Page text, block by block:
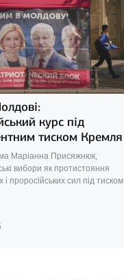
курс під
тиском Кремля
Маріанна Присяжнюк,
вибори як протистояння
і проросійських сил під тиском